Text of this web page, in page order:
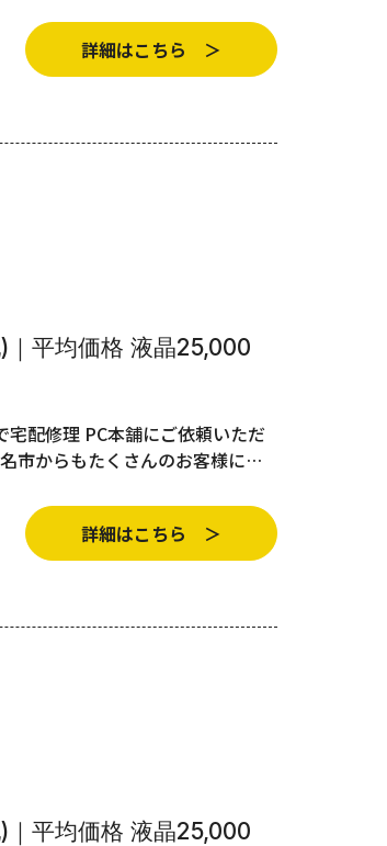
詳細はこちら ＞
｜平均価格 液晶25,000
配修理 PC本舗にご依頼いただ
市からもたくさんのお客様に…
詳細はこちら ＞
｜平均価格 液晶25,000